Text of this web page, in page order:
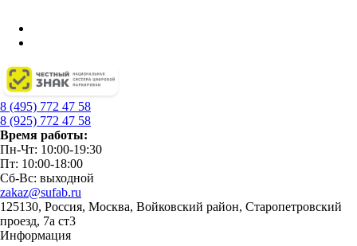
8 (495) 772 47 58
8 (925) 772 47 58
Время работы:
Пн-Чт: 10:00-19:30
Пт: 10:00-18:00
Сб-Вс: выходной
zakaz@sufab.ru
125130, Россия, Москва, Войковский район, Старопетровский
проезд, 7а ст3
Информация